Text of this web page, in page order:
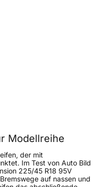
Modellreihe
der mit
Im Test von Auto Bild
225/45 R18 95V
auf nassen und